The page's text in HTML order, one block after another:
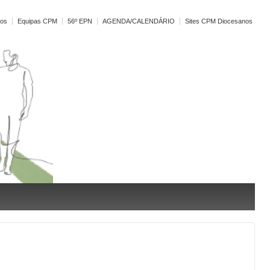
Equipas CPM 56º EPN AGENDA/CALENDÁRIO Sites CPM Diocesanos